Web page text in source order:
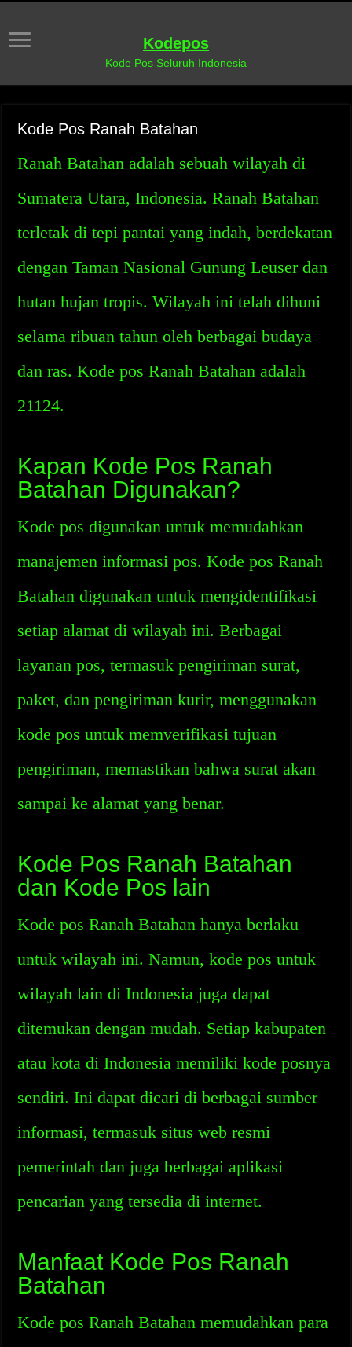
Kodepos
Kode Pos Seluruh Indonesia
Kode Pos Ranah Batahan
Ranah Batahan adalah sebuah wilayah di
Sumatera Utara, Indonesia. Ranah Batahan
terletak di tepi pantai yang indah, berdekatan
dengan Taman Nasional Gunung Leuser dan
hutan hujan tropis. Wilayah ini telah dihuni
selama ribuan tahun oleh berbagai budaya
dan ras. Kode pos Ranah Batahan adalah
21124.
Kapan Kode Pos Ranah
Batahan Digunakan?
Kode pos digunakan untuk memudahkan
manajemen informasi pos. Kode pos Ranah
Batahan digunakan untuk mengidentifikasi
setiap alamat di wilayah ini. Berbagai
layanan pos, termasuk pengiriman surat,
paket, dan pengiriman kurir, menggunakan
kode pos untuk memverifikasi tujuan
pengiriman, memastikan bahwa surat akan
sampai ke alamat yang benar.
Kode Pos Ranah Batahan
dan Kode Pos lain
Kode pos Ranah Batahan hanya berlaku
untuk wilayah ini. Namun, kode pos untuk
wilayah lain di Indonesia juga dapat
ditemukan dengan mudah. Setiap kabupaten
atau kota di Indonesia memiliki kode posnya
sendiri. Ini dapat dicari di berbagai sumber
informasi, termasuk situs web resmi
pemerintah dan juga berbagai aplikasi
pencarian yang tersedia di internet.
Manfaat Kode Pos Ranah
Batahan
Kode pos Ranah Batahan memudahkan para